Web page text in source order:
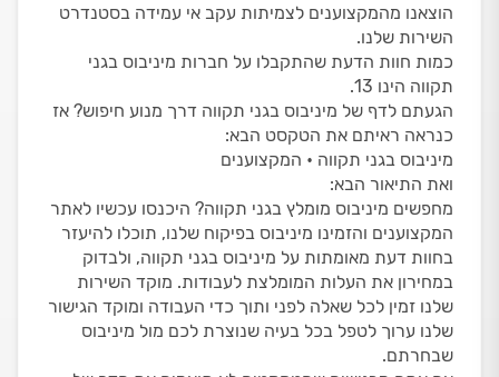
הוצאנו מהמקצוענים לצמיתות עקב אי עמידה בסטנדרט
השירות שלנו.
כמות חוות הדעת שהתקבלו על חברות מיניבוס בגני
תקווה הינו 13.
הגעתם לדף של מיניבוס בגני תקווה דרך מנוע חיפוש? אז
כנראה ראיתם את הטקסט הבא:
מיניבוס בגני תקווה • המקצוענים
ואת התיאור הבא:
מחפשים מיניבוס מומלץ בגני תקווה? היכנסו עכשיו לאתר
המקצוענים והזמינו מיניבוס בפיקוח שלנו, תוכלו להיעזר
בחוות דעת מאומתות על מיניבוס בגני תקווה, ולבדוק
במחירון את העלות המומלצת לעבודות. מוקד השירות
שלנו זמין לכל שאלה לפני ותוך כדי העבודה ומוקד הגישור
שלנו ערוך לטפל בכל בעיה שנוצרת לכם מול מיניבוס
שבחרתם.